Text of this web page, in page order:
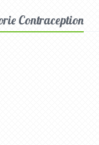
Contraception